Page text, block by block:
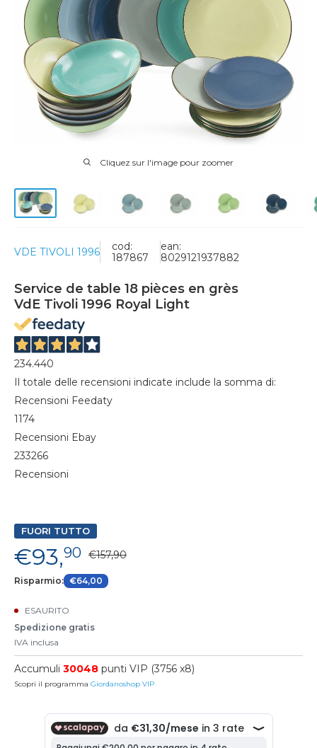
Cliquez sur l'image pour zoomer
VDE TIVOLI 1996
cod:
187867
ean:
8029121937882
Service de table 18 pièces en grès
VdE Tivoli 1996 Royal Light
234.440
Il totale delle recensioni indicate include la somma di:
Recensioni Feedaty
1174
Recensioni Ebay
233266
Recensioni
FUORI TUTTO
€93,90 €157,90
Risparmio: €64,00
ESAURITO
Spedizione gratis
IVA inclusa
Accumuli 30048 punti VIP (3756 x8)
Scopri il programma Giordanoshop VIP